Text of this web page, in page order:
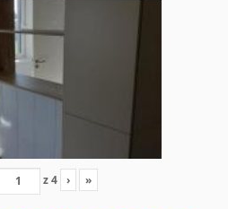
z4 › »